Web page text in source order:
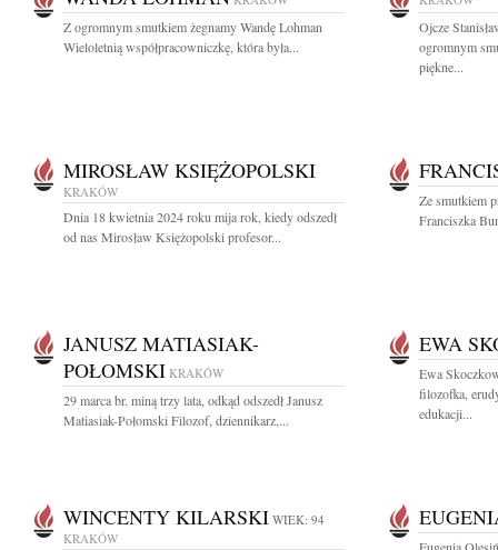
Z ogromnym smutkiem żegnamy Wandę Lohman
Wieloletnią współpracowniczkę, która była...
Ojcze
ogromnym
piękne...
MIROSŁAW KSIĘŻOPOLSKI
KRAKÓW
Dnia 18 kwietnia 2024 roku mija rok, kiedy odszedł
od nas Mirosław Księżopolski profesor...
Ze smutkiem
Franciszka
JANUSZ MATIASIAK-
POŁOMSKI KRAKÓW
29 marca br. miną trzy lata, odkąd odszedł Janusz
Matiasiak-Połomski Filozof, dziennikarz,...
EWA
Ewa
filozofka,
edukacji...
WINCENTY KILARSKI WIEK: 94
KRAKÓW